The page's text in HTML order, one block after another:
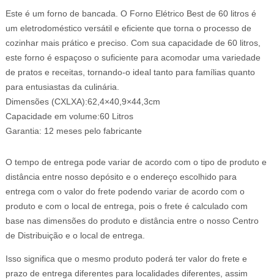
Este é um forno de bancada. O Forno Elétrico Best de 60 litros é
um eletrodoméstico versátil e eficiente que torna o processo de
cozinhar mais prático e preciso. Com sua capacidade de 60 litros,
este forno é espaçoso o suficiente para acomodar uma variedade
de pratos e receitas, tornando-o ideal tanto para famílias quanto
para entusiastas da culinária.
Dimensões (CXLXA):62,4×40,9×44,3cm
Capacidade em volume:60 Litros
Garantia: 12 meses pelo fabricante
O tempo de entrega pode variar de acordo com o tipo de produto e
distância entre nosso depósito e o endereço escolhido para
entrega com o valor do frete podendo variar de acordo com o
produto e com o local de entrega, pois o frete é calculado com
base nas dimensões do produto e distância entre o nosso Centro
de Distribuição e o local de entrega.
Isso significa que o mesmo produto poderá ter valor do frete e
prazo de entrega diferentes para localidades diferentes, assim